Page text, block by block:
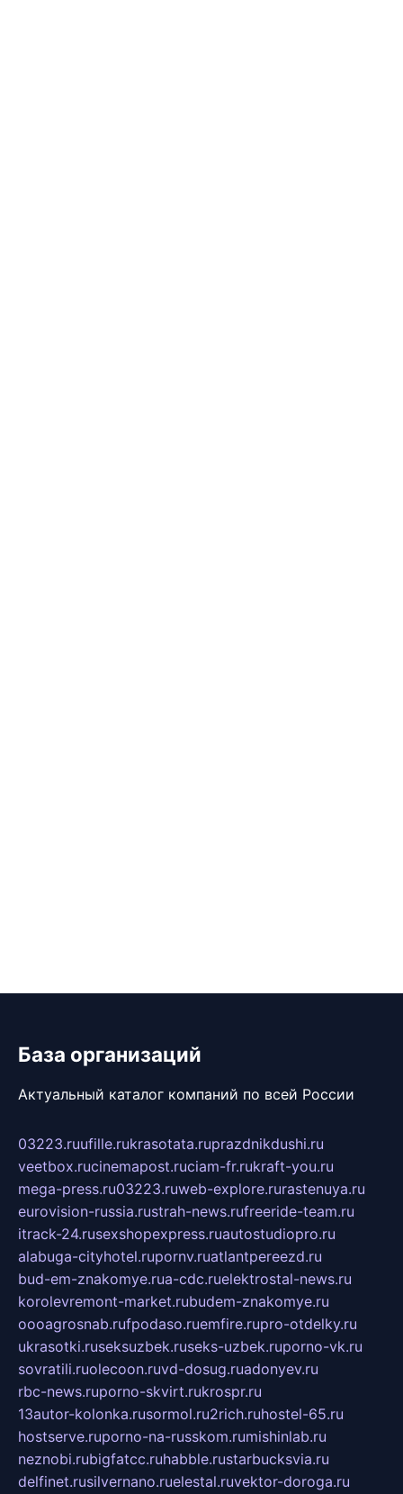
База организаций
Актуальный каталог компаний по всей России
03223.ruufille.rukrasotata.ruprazdnikdushi.ru
veetbox.rucinemapost.ruciam-fr.rukraft-you.ru
mega-press.ru03223.ruweb-explore.rurastenuya.ru
eurovision-russia.rustrah-news.rufreeride-team.ru
itrack-24.rusexshopexpress.ruautostudiopro.ru
alabuga-cityhotel.rupornv.ruatlantpereezd.ru
bud-em-znakomye.rua-cdc.ruelektrostal-news.ru
korolevremont-market.rubudem-znakomye.ru
oooagrosnab.rufpodaso.ruemfire.rupro-otdelky.ru
ukrasotki.ruseksuzbek.ruseks-uzbek.ruporno-vk.ru
sovratili.ruolecoon.ruvd-dosug.ruadonyev.ru
rbc-news.ruporno-skvirt.rukrospr.ru
13autor-kolonka.rusormol.ru2rich.ruhostel-65.ru
hostserve.ruporno-na-russkom.rumishinlab.ru
neznobi.rubigfatcc.ruhabble.rustarbucksvia.ru
delfinet.rusilvernano.ruelestal.ruvektor-doroga.ru